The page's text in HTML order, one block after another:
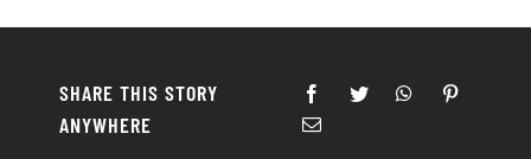
SHARE THIS STORY
ANYWHERE